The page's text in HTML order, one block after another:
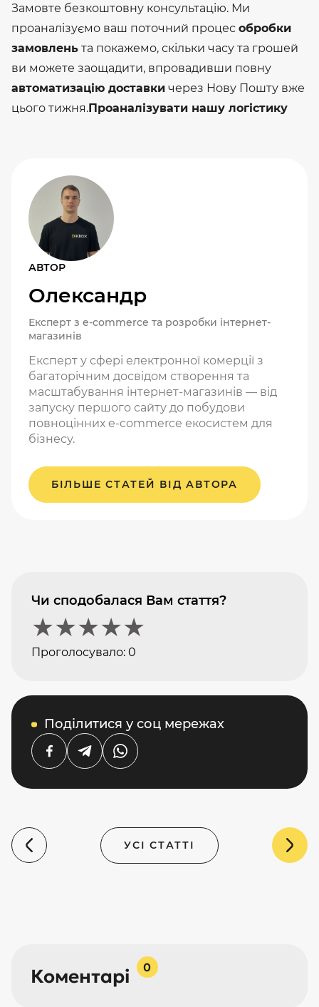
Замовте безкоштовну консультацію. Ми
проаналізуємо ваш поточний процес обробки
замовлень та покажемо, скільки часу та грошей
ви можете заощадити, впровадивши повну
автоматизацію доставки через Нову Пошту вже
цього тижня.Проаналізувати нашу логістику
АВТОР
Олександр
Експерт з e-commerce та розробки інтернет-
магазинів
Експерт у сфері електронної комерції з
багаторічним досвідом створення та
масштабування інтернет-магазинів — від
запуску першого сайту до побудови
повноцінних e-commerce екосистем для
бізнесу.
БІЛЬШЕ СТАТЕЙ ВІД АВТОРА
Чи сподобалася Вам стаття?
★★★★★
Проголосувало:0
Поділитися у соц мережах
УСІ СТАТТІ
Коментарі 0